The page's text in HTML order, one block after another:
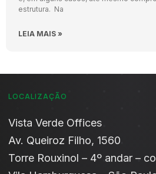
estrutura. Na
LEIA MAIS »
LOCALIZAÇÃO
Vista Verde Offices​
Av. Queiroz Filho, 1560
Torre Rouxinol – 4º andar –